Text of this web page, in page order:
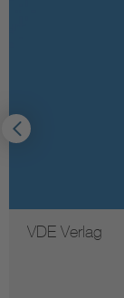
VDE Verlag